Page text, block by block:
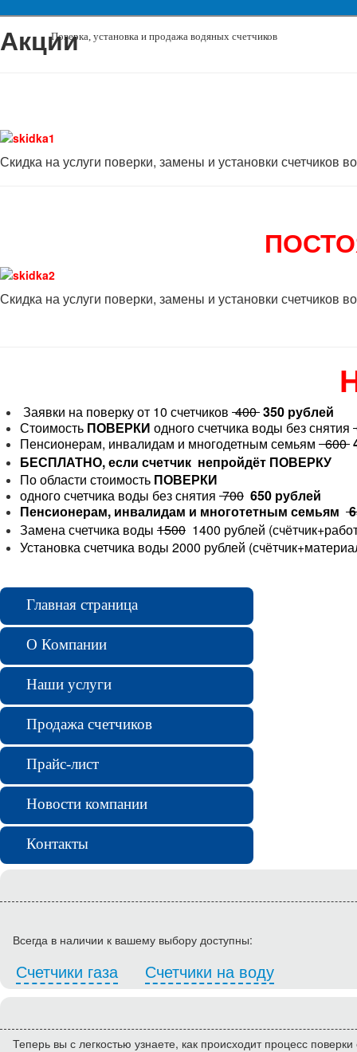
Поверка, установка и продажа водяных счетчиков
Акции
Скидка на услуги поверки, замены и установки счетчиков
Скидка на услуги поверки, замены и установки счетчиков
Заявки на поверку от 10 счетчиков 400350 рублей
Стоимость ПОВЕРКИ одного счетчика воды без снятия
Пенсионерам, инвалидам и многодетным семьям 600
БЕСПЛАТНО, если счетчик непройдёт ПОВЕРКУ
По области стоимость ПОВЕРКИ
одного счетчика воды без снятия 700 650 рублей
Пенсионерам, инвалидам и многотетным семьям
Замена счетчика воды 1500 1400 рублей
Установка счетчика воды 2000 рублей
Главная страница
О Компании
Наши услуги
Продажа счетчиков
Прайс-лист
Новости компании
Контакты
Всегда в наличии к вашему выбору доступны:
Счетчики газа Счетчики на воду
Теперь вы с легкостью узнаете, как происходит процесс поверки